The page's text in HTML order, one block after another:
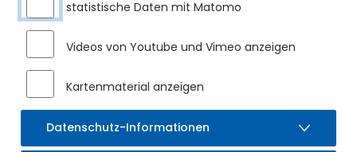
statistische Daten mit Matomo
Videos von Youtube und Vimeo anzeigen
Kartenmaterial anzeigen
Datenschutz-Informationen